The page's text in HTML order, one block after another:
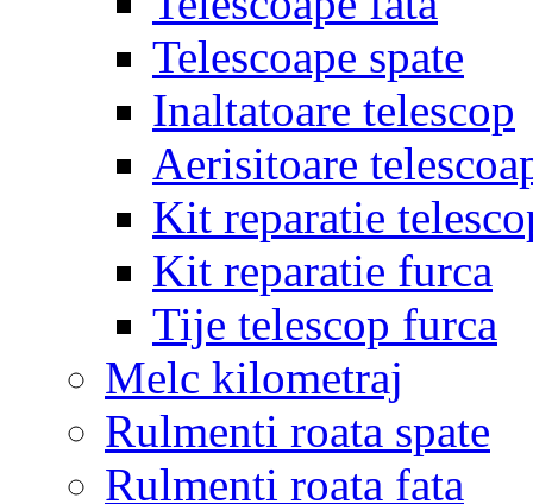
Telescoape spate
Inaltatoare telescop
Aerisitoare
Kit reparatie
Kit reparatie furca
Tije telescop furca
Melc kilometraj
Rulmenti roata spate
Rulmenti roata fata